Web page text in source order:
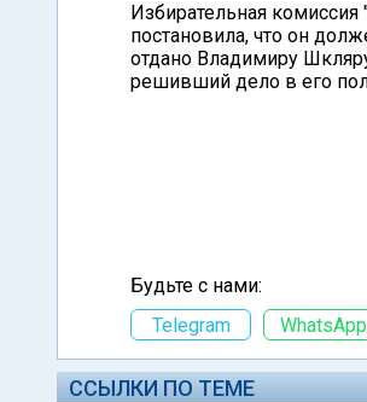
Избирательная
постановила, что он
отдано Владимиру
решивший дело в его
Будьте с нами:
Telegram
WhatsApp
ССЫЛКИ ПО ТЕМЕ